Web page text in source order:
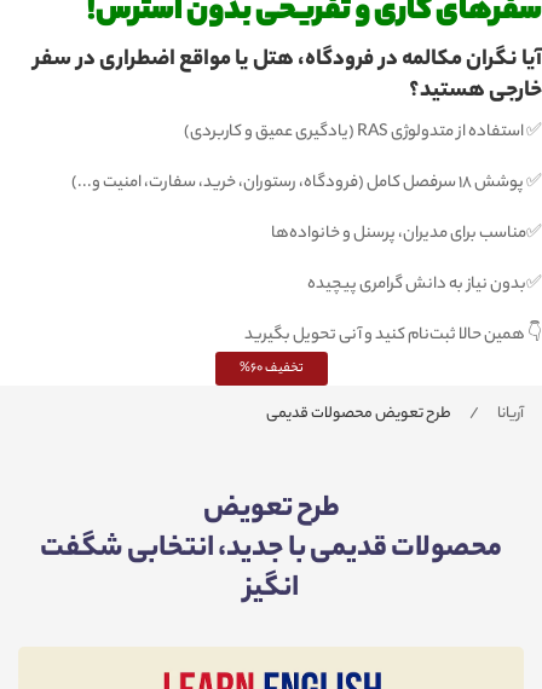
سفرهای کاری و تفریحی بدون استرس!
آیا نگران مکالمه در فرودگاه، هتل یا مواقع اضطراری در سفر
خارجی هستید؟
✅ استفاده از متدولوژی RAS (یادگیری عمیق و کاربردی)
✅ پوشش ۱۸ سرفصل کامل (فرودگاه، رستوران، خرید، سفارت، امنیت و...)
✅مناسب برای مدیران، پرسنل و خانواده‌ها
✅بدون نیاز به دانش گرامری پیچیده
👇 همین حالا ثبت‌نام کنید و آنی تحویل بگیرید
تخفیف 60%
آریانا طرح تعویض محصولات قدیمی
طرح تعویض
محصولات قدیمی با جدید،انتخابی شگفت
انگیز